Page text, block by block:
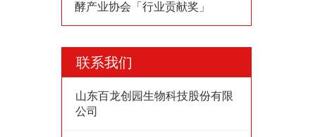
酵产业协会「行业贡献奖」
联系我们
山东百龙创园生物科技股份有限
公司